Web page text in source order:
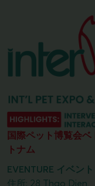
国際ペット博覧会
トナム
EVENTURE イベン
住所: 28 Thao Dien